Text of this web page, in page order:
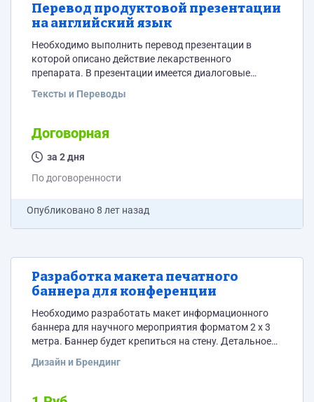
Перевод продуктовой презентации
на английский язык
Необходимо выполнить перевод презентации в
которой описано действие лекарственного
препарата. В презентации имеется диалоговые
перевода около 800 слов. Готов ответить на вопросы
Тексты и Переводы
Договорная
за 2 дня
По договоренности
Опубликовано8 лет назад
Разработка макета печатного
баннера для конференции
Необходимо разработать макет информационного
баннера для научного мероприятия форматом 2 x 3
метра. Баннер будет крепиться на стену. Детальное
кандидатами. На баннере Два логотипа и название
желательно реализовать карту РФ. Пожелания:
Дизайн и Брендинг